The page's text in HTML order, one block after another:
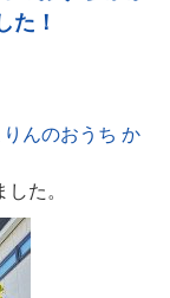
た！
りんのおうち か
た。